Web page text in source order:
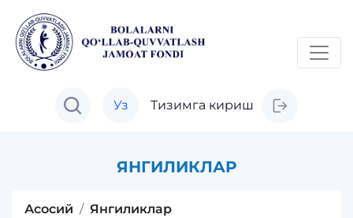
Уз Тизимга кириш
ЯНГИЛИКЛАР
Асосий
Янгиликлар